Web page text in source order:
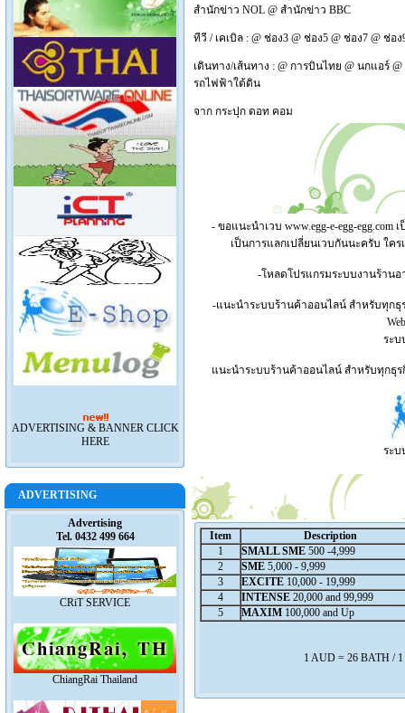
ADVERTISING & BANNER CLICK
HERE
ADVERTISING
Advertising
Tel. 0432 499 664
CRiT SERVICE
ChiangRai Thailand
สำนักข่าว NOL @ สำนักข่าว BBC
ทีวี / เคเบิล : @ ช่อง3 @ ช่อง5 @ ช่อง7 @ ช่อง
เดินทาง/เส้นทาง : @ การบินไทย @ นกแอร์ @
รถไฟฟ้าใต้ดิน
จาก กระปุก ดอท คอม
- ขอแนะนำเวบ www.egg-e-egg-egg.comเ
เป็นการแลกเปลี่ยนเวบกันนะครับ ใค
-โหลดโปรแกรมระบบงานร้านอ
-แนะนำระบบร้านค้าออนไลน์ สำหรับทุกธุ
ระบ
แนะนำระบบร้านค้าออนไลน์ สำหรับทุกธุ
ระบ
Item
Description
1
SMALL SME 500 -4,999
2
SME 5,000 - 9,999
3
EXCITE 10,000 - 19,999
4
INTENSE 20,000 and 99,999
5
MAXIM 100,000 and Up
1 AUD = 26 BATH /